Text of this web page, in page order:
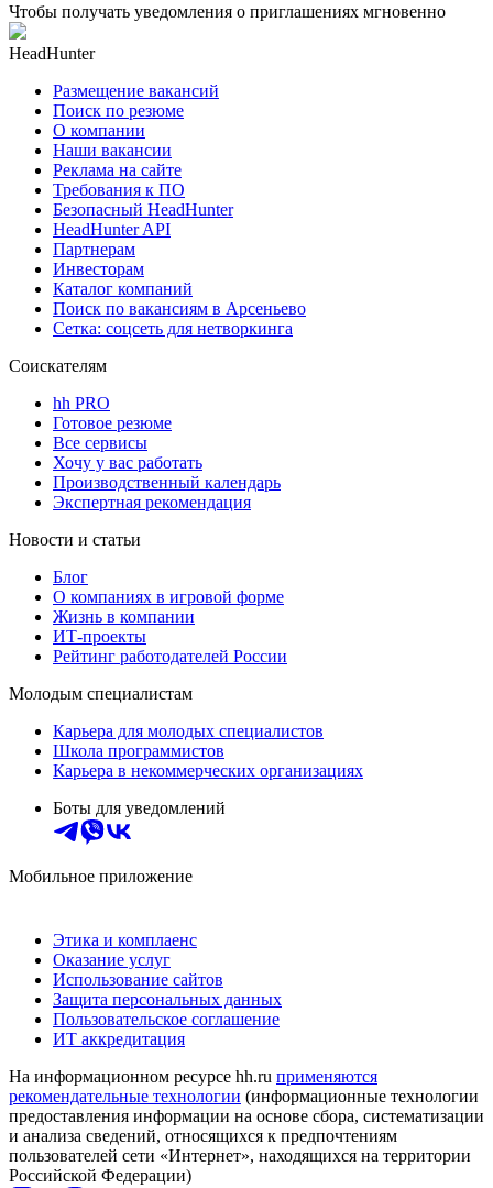
Чтобы получать уведомления о приглашениях мгновенно
HeadHunter
Размещение вакансий
Поиск по резюме
О компании
Наши вакансии
Реклама на сайте
Требования к ПО
Безопасный HeadHunter
HeadHunter API
Партнерам
Инвесторам
Каталог компаний
Поиск по вакансиям в Арсеньево
Сетка: соцсеть для нетворкинга
Соискателям
hh PRO
Готовое резюме
Все сервисы
Хочу у вас работать
Производственный календарь
Экспертная рекомендация
Новости и статьи
Блог
О компаниях в игровой форме
Жизнь в компании
ИТ-проекты
Рейтинг работодателей России
Молодым специалистам
Карьера для молодых специалистов
Школа программистов
Карьера в некоммерческих организациях
Боты для уведомлений
Мобильное приложение
Этика и комплаенс
Оказание услуг
Использование сайтов
Защита персональных данных
Пользовательское соглашение
ИТ аккредитация
На информационном ресурсе hh.ru применяются
рекомендательные технологии (информационные технологии
предоставления информации на основе сбора, систематизации
и анализа сведений, относящихся к предпочтениям
пользователей сети «Интернет», находящихся на территории
Российской Федерации)